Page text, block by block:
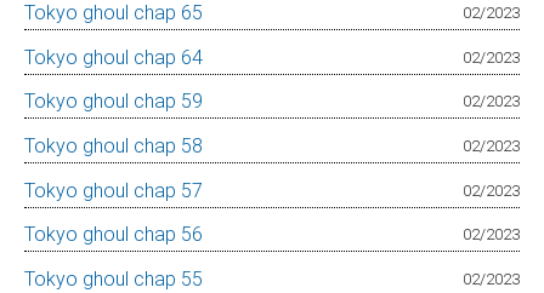
Tokyo ghoul chap 65 02/2023
Tokyo ghoul chap 64 02/2023
Tokyo ghoul chap 59 02/2023
Tokyo ghoul chap 58 02/2023
Tokyo ghoul chap 57 02/2023
Tokyo ghoul chap 56 02/2023
Tokyo ghoul chap 55 02/2023